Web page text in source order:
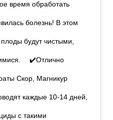
время обработать
болезнь! В этом
будут чистыми,
⠀ ✔️Отлично
Скор, Магникур
каждые 10-14 дней,
с такими